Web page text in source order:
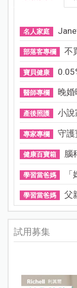
名人家庭
部落客專欄 不
寶貝健康
醫師專欄 晚
產後照護 小說
專家專欄 守護
健康百寶箱 腦
學習當爸媽
學習當爸媽 父
試用募集